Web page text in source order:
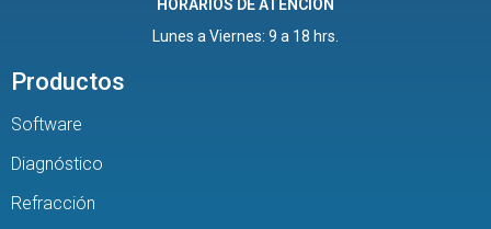
HORARIOS DE ATENCIÓN
Lunes a Viernes: 9 a 18 hrs.
Productos
Software
Diagnóstico
Refracción